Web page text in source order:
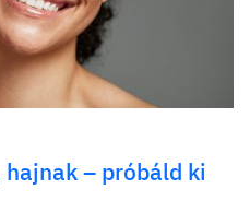
– próbáld ki